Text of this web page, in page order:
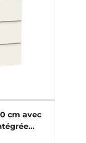
cm avec